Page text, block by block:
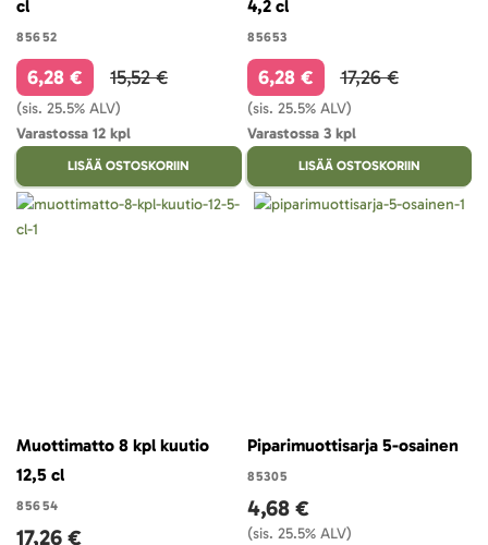
cl
85652
6,28 € 15,52 €
(sis. 25.5% ALV)
Varastossa 12 kpl
LISÄÄ OSTOSKORIIN
4,2 cl
85653
6,28 € 17,26 €
(sis. 25.5% ALV)
Varastossa 3 kpl
LISÄÄ OSTOSKORIIN
Muottimatto 8 kpl kuutio
12,5 cl
85654
17,26 €
Piparimuottisarja 5-osainen
85305
4,68 €
(sis. 25.5% ALV)